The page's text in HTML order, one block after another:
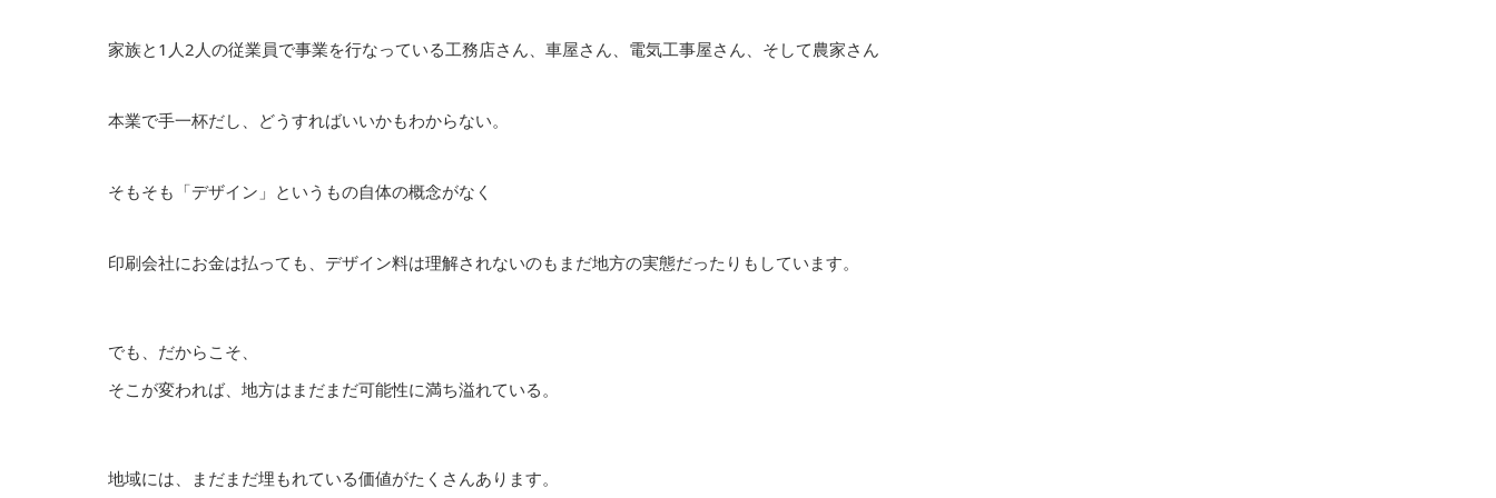
家族と1人2人の従業員で事業を行なっている工務店さん、車屋さん、電気工事屋さん、そして農家さん
本業で手一杯だし、どうすればいいかもわからない。
そもそも「デザイン」というもの自体の概念がなく
印刷会社にお金は払っても、デザイン料は理解されないのもまだ地方の実態だったりもしています。
でも、だからこそ、
そこが変われば、地方はまだまだ可能性に満ち溢れている。
地域には、まだまだ埋もれている価値がたくさんあります。